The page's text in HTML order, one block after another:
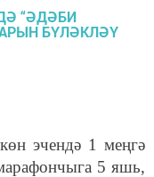
эчендә 1 меңгә
5 яшь,